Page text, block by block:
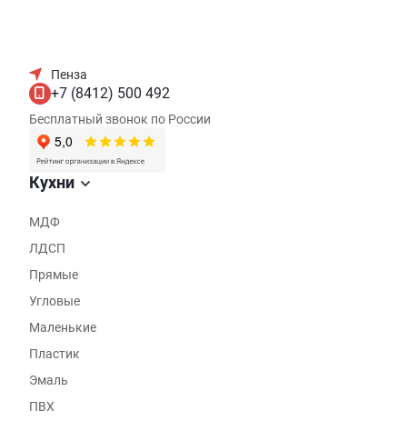
Пенза
+7 (8412) 500 492
Бесплатный звонок по России
Кухни
МДФ
ЛДСП
Прямые
Угловые
Маленькие
Пластик
Эмаль
ПВХ